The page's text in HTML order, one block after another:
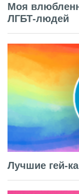
Моя
ЛГБТ-людей
Лучшие гей-